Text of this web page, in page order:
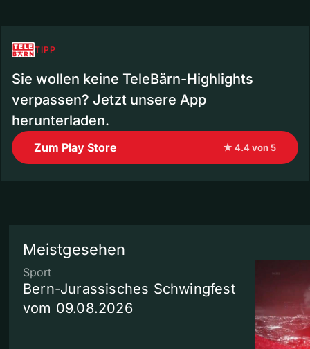
TIPP
Sie wollen keine TeleBärn-Highlights
verpassen? Jetzt unsere App
herunterladen.
Zum Play Store ★ 4.4 von 5
Meistgesehen
Sport
Bern-Jurassisches Schwingfest
vom 09.08.2026